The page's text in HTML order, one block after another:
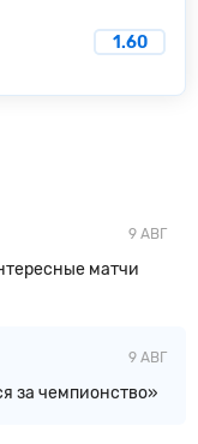
1.60
9 АВГ
матчи
9 АВГ
за чемпионство»